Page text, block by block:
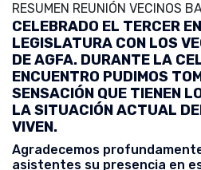
RESUMEN REUNIÓN VECINOS
CELEBRADO EL TERCER
LEGISLATURA CON LOS
DE AGFA. DURANTE LA
ENCUENTRO PUDIMOS
SENSACIÓN QUE TIENEN
LA SITUACIÓN ACTUAL
VIVEN.
Agradecemos
asistentes su presencia en